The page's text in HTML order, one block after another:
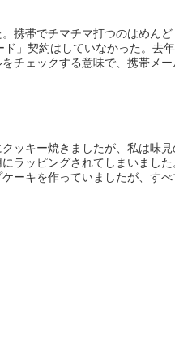
携帯でチマチマ打つのはめん
」契約はしていなかった。去
チェックする意味で、携帯メ
ッキー焼きましたが、私は味
ラッピングされてしまいまし
ーキを作っていましたが、すべ